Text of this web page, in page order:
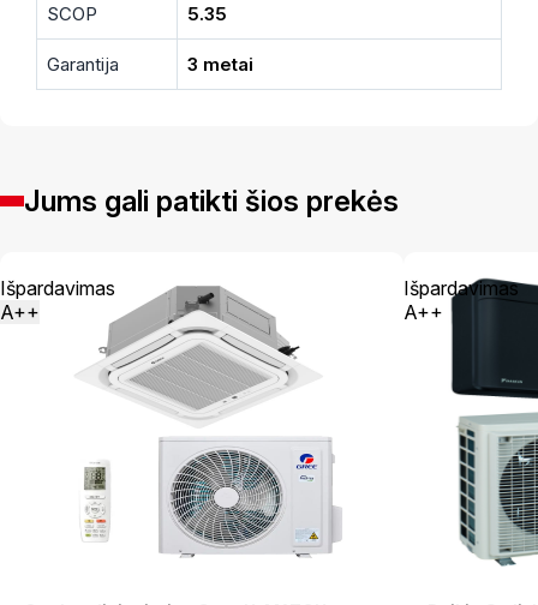
SCOP 5.35
Garantija 3 metai
Jums gali patikti šios prekės
Išpardavimas
A++
Išpardavimas
A++